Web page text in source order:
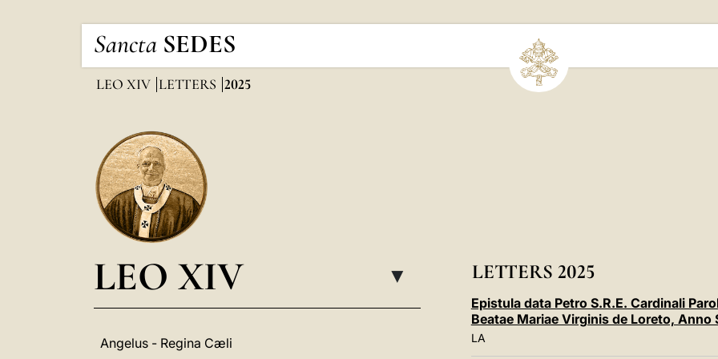
Sancta SEDES
LEO XIV LETTERS 2025
LEO XIV ▸
Angelus - Regina Cæli
LETTERS 2025
Epistula data Petro S.R.E. Cardinali
Beatae Mariae Virginis de Loreto, Anno
LA